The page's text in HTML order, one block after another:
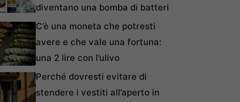
diventano una bomba di batteri
C’è una moneta che potresti
avere e che vale una fortuna:
una 2 lire con l’ulivo
Perché dovresti evitare di
stendere i vestiti all’aperto in